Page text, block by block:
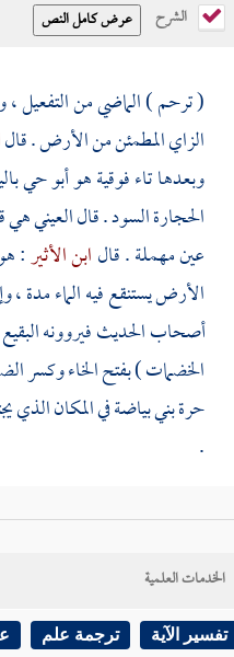
الشرح
( ترحم ) الماضي من التفعيل ،
الزاي المطمئن من الأرض . قال
وبعدها تاء فوقية هو أبو حي
الحجارة السود . قالالعينيهي
عين مهملة . قالابن الأثير:
الأرض يستنقع فيه الماء مدة
أصحاب الحديث فيروونه
الخضمات) بفتح الخاء وكسر
حرةبني بياضةفي المكان الذي
.
قالالخطابي: وفي الحديث من
وقد استدل به
الأربعين في الجمعة، وإليه ذهب
الخدمات العلمية
تفسير الآية ترجمة علم